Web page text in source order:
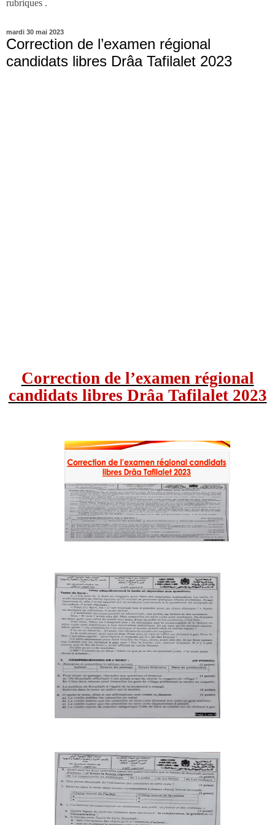
rubriques .
mardi 30 mai 2023
Correction de l’examen régional
candidats libres Drâa Tafilalet 2023
Correction de l’examen régional
candidats libres Drâa Tafilalet 2023